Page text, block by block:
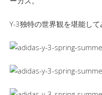
Y-3独特の世界観を堪能して